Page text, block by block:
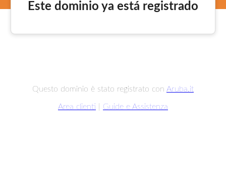
Este dominio ya está registrado
Questo dominio è stato registrato con Aruba.it
Area clienti Guide e Assistenza